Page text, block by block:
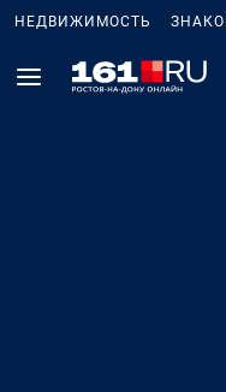
НЕДВИЖИМОСТЬ